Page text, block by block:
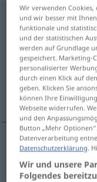
Desertifikation
Desertifikationen>
Übersicht aller
(Für mehr Details die
desertification
desertification
Wir verwenden Cookies,
und wir besser mit
funktionale und
und der statistischen
werden auf Grundlage
gespeichert. Marketing-
personalisierter
durch einen Klick auf
geben. Klicken Sie
können Ihre
Webseite widerrufen.
und den
Button „Mehr
Datenverarbeitung
Datenschutzerklärung.
Wir und unsere
Folgendes